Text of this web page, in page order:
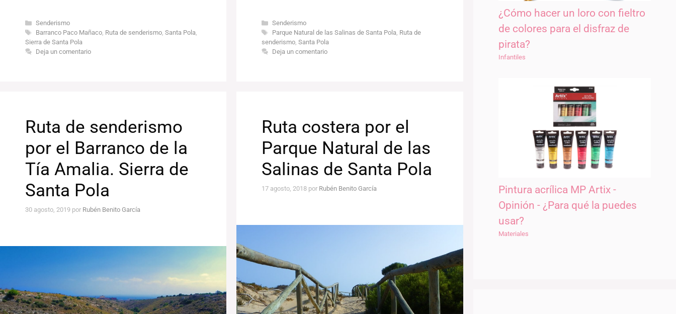
Categorías
Senderismo
Etiquetas
Barranco Paco Mañaco, Ruta de senderismo, Santa Pola,
Sierra de Santa Pola
Deja un comentario
Categorías
Senderismo
Etiquetas
Parque Natural de las Salinas de Santa Pola, Ruta de
senderismo,Santa Pola
Deja un comentario
Ruta de senderismo
por el Barranco de la
Tía Amalia. Sierra de
Santa Pola
30 agosto, 2019 por Rubén Benito García
Ruta costera por el
Parque Natural de las
Salinas de Santa Pola
17 agosto, 2018 por Rubén Benito García
¿Cómo hacer un loro con fieltro
de colores para el disfraz de
pirata?
Infantiles
Pintura acrílica MP Artix -
Opinión - ¿Para qué la puedes
usar?
Materiales